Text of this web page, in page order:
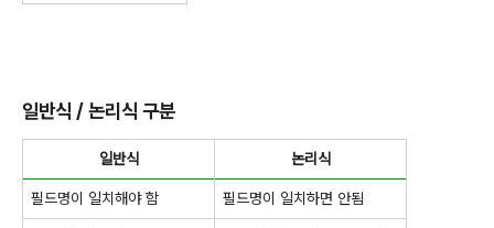
일반식 / 논리식 구분
일반식 논리식
필드명이 일치해야 함 필드명이 일치하면 안됨